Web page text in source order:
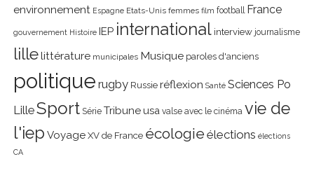
environnement Espagne Etats-Unis femmes film football France
gouvernement Histoire IEP international interview journalisme
lillelittérature municipales Musique paroles d'anciens
politique rugby Russie réflexion Santé Sciences Po
LilleSport Série Tribune usa valse avec le cinéma vie de
l'iep Voyage XV de France écologie élections élections
CA